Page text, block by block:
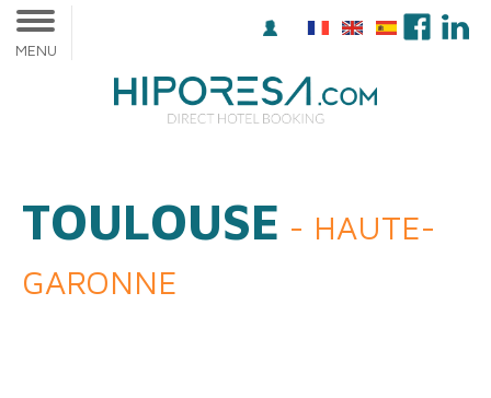
MENU
TOULOUSE - HAUTE-
GARONNE